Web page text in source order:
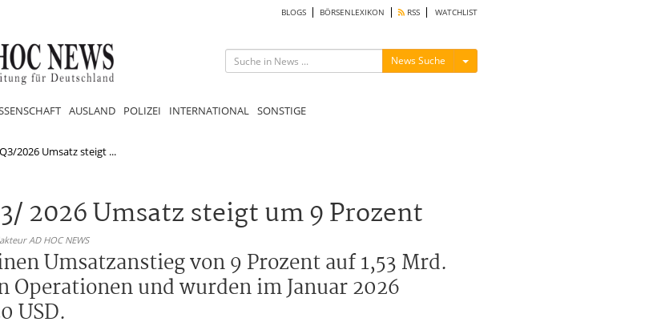
BLOGS BÖRSENLEXIKON RSS WATCHLIST
News Suche Menü ein-/ausblenden
AUSLAND POLIZEI INTERNATIONAL SONSTIGE
2026 Umsatz steigt ...
2026 Umsatz steigt um 9 Prozent
AD HOC NEWS
Umsatzanstieg von 9 Prozent auf 1,53 Mrd.
und wurden im Januar 2026
USD.